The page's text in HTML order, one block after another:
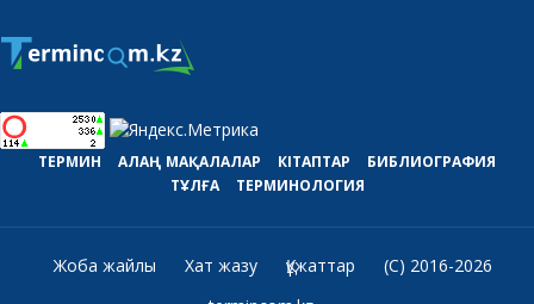
ТЕРМИН АЛАҢ МАҚАЛАЛАР КІТАПТАР
БИБЛИОГРАФИЯ
ТҰЛҒА
ТЕРМИНОЛОГИЯ
Жоба жайлы Хат жазу Құжаттар
(C) 2016-2026